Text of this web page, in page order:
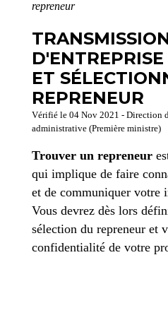
repreneur
ET
REPRENEUR
Vérifié le 04 Nov 2021 - Direction
administrative (Première ministre)
Trouver un repreneur
qui implique de faire
et de communiquer votre
Vous devrez dès lors
sélection du repreneur et
confidentialité de votre